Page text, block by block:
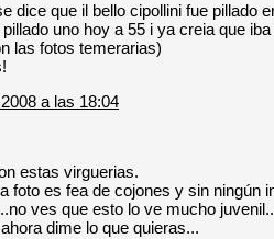
dice que il bello cipollini fue pillado
uno hoy a 55 i ya creia que
las fotos temerarias)
a las 18:04
estas virguerias.
foto es fea de cojones y sin ningún
ves que esto lo ve mucho
dime lo que quieras...